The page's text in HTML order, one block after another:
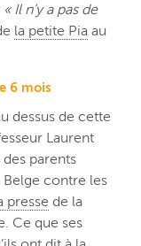
« Il n’y a pas de
la petite Pia au
6 mois
dessus de cette
Laurent
parents
Belge contre les
presse de la
Ce que ses